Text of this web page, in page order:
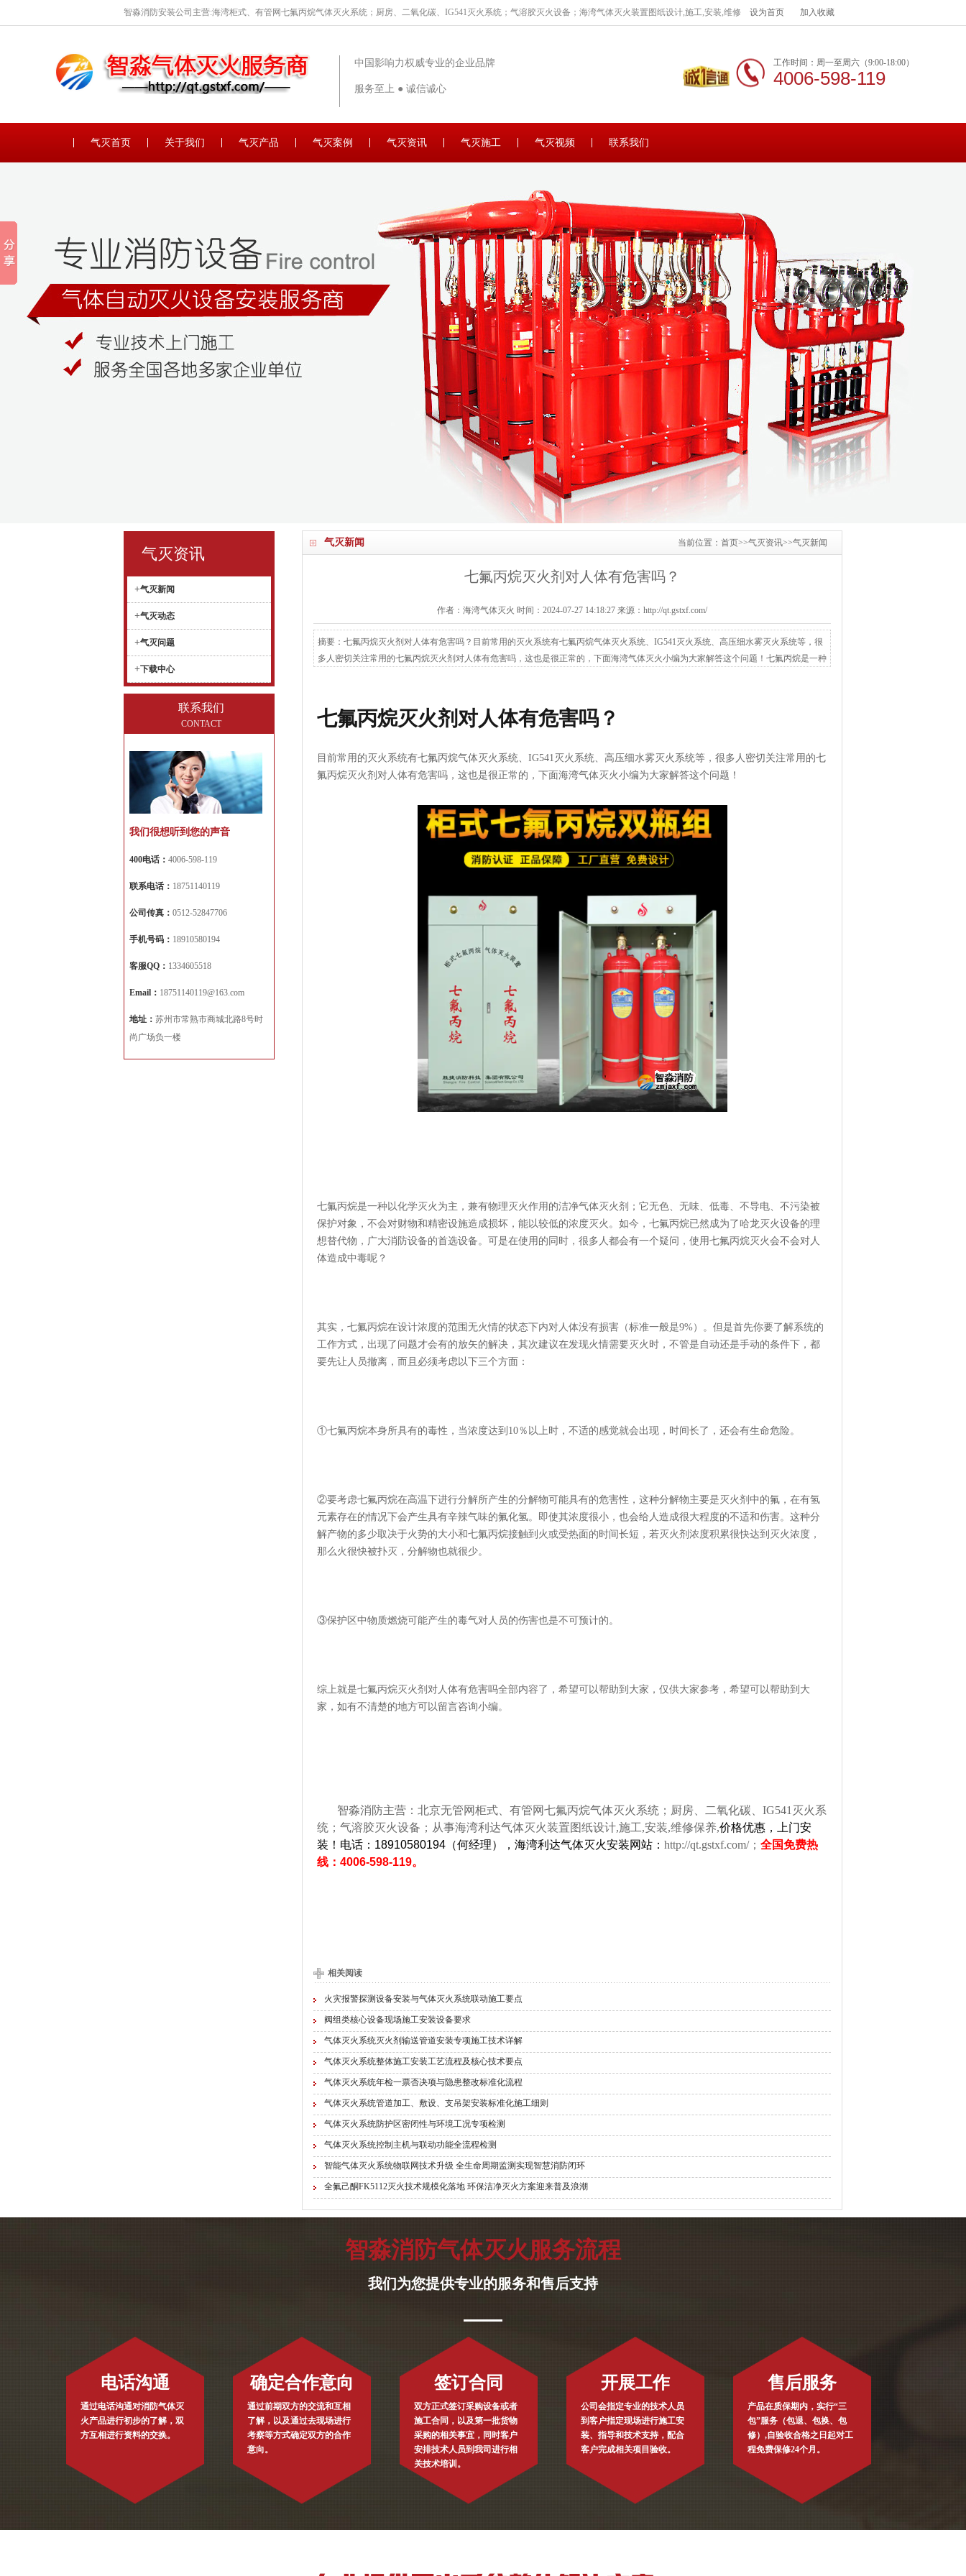
智淼消防安装公司主营:海湾柜式、有管网七氟丙烷气体灭火系统；厨房、二氧化碳、IG541灭火系统；气溶胶灭火设备；海湾气体灭火装置图纸设计,施工,安装,维修 设为首页 加入收藏
中国影响力权威专业的企业品牌
服务至上 ● 诚信诚心
工作时间：周一至周六（9:00-18:00）
4006-598-119
气灭首页 关于我们 气灭产品 气灭案例 气灭资讯 气灭施工 气灭视频 联系我们
气灭新闻 当前位置： 首页>>气灭资讯>>气灭新闻
七氟丙烷灭火剂对人体有危害吗？
作者：海湾气体灭火 时间：2024-07-27 14:18:27 来源：http://qt.gstxf.com/
摘要：七氟丙烷灭火剂对人体有危害吗？目前常用的灭火系统有七氟丙烷气体灭火系统、IG541灭火系统、高压细水雾灭火系统等，很
多人密切关注常用的七氟丙烷灭火剂对人体有危害吗，这也是很正常的，下面海湾气体灭火小编为大家解答这个问题！七氟丙烷是一种
七氟丙烷灭火剂对人体有危害吗？
目前常用的灭火系统有七氟丙烷气体灭火系统、IG541灭火系统、高压细水雾灭火系统等，很多人密切关注常用的七
氟丙烷灭火剂对人体有危害吗，这也是很正常的，下面海湾气体灭火小编为大家解答这个问题！
七氟丙烷是一种以化学灭火为主，兼有物理灭火作用的洁净气体灭火剂；它无色、无味、低毒、不导电、不污染被
保护对象，不会对财物和精密设施造成损坏，能以较低的浓度灭火。如今，七氟丙烷已然成为了哈龙灭火设备的理
想替代物，广大消防设备的首选设备。可是在使用的同时，很多人都会有一个疑问，使用七氟丙烷灭火会不会对人
体造成中毒呢？
其实，七氟丙烷在设计浓度的范围无火情的状态下内对人体没有损害（标准一般是9%）。但是首先你要了解系统的
工作方式，出现了问题才会有的放矢的解决，其次建议在发现火情需要灭火时，不管是自动还是手动的条件下，都
要先让人员撤离，而且必须考虑以下三个方面：
①七氟丙烷本身所具有的毒性，当浓度达到10％以上时，不适的感觉就会出现，时间长了，还会有生命危险。
②要考虑七氟丙烷在高温下进行分解所产生的分解物可能具有的危害性，这种分解物主要是灭火剂中的氟，在有氢
元素存在的情况下会产生具有辛辣气味的氟化氢。即使其浓度很小，也会给人造成很大程度的不适和伤害。这种分
解产物的多少取决于火势的大小和七氟丙烷接触到火或受热面的时间长短，若灭火剂浓度积累很快达到灭火浓度，
那么火很快被扑灭，分解物也就很少。
③保护区中物质燃烧可能产生的毒气对人员的伤害也是不可预计的。
综上就是七氟丙烷灭火剂对人体有危害吗全部内容了，希望可以帮助到大家，仅供大家参考，希望可以帮助到大
家，如有不清楚的地方可以留言咨询小编。
智淼消防主营：北京无管网柜式、有管网七氟丙烷气体灭火系统；厨房、二氧化碳、IG541灭火系
统；气溶胶灭火设备；从事海湾利达气体灭火装置图纸设计,施工,安装,维修保养,价格优惠，上门安
装！电话：18910580194（何经理），海湾利达气体灭火安装网站： http://qt.gstxf.com/； 全国免费热
线：4006-598-119。
相关阅读
火灾报警探测设备安装与气体灭火系统联动施工要点
阀组类核心设备现场施工安装设备要求
气体灭火系统灭火剂输送管道安装专项施工技术详解
气体灭火系统整体施工安装工艺流程及核心技术要点
气体灭火系统年检一票否决项与隐患整改标准化流程
气体灭火系统管道加工、敷设、支吊架安装标准化施工细则
气体灭火系统防护区密闭性与环境工况专项检测
气体灭火系统控制主机与联动功能全流程检测
智能气体灭火系统物联网技术升级 全生命周期监测实现智慧消防闭环
全氟己酮FK5112灭火技术规模化落地 环保洁净灭火方案迎来普及浪潮
气灭资讯
+气灭新闻
+气灭动态
+气灭问题
+下载中心
联系我们
CONTACT
我们很想听到您的声音
400电话： 4006-598-119
联系电话： 18751140119
公司传真： 0512-52847706
手机号码： 18910580194
客服QQ： 1334605518
Email： 18751140119@163.com
地址： 苏州市常熟市商城北路8号时
尚广场负一楼
智淼消防气体灭火服务流程
我们为您提供专业的服务和售后支持
电话沟通
通过电话沟通对消防气体灭
火产品进行初步的了解，双
方互相进行资料的交换。
确定合作意向
通过前期双方的交流和互相
了解，以及通过去现场进行
考察等方式确定双方的合作
意向。
签订合同
双方正式签订采购设备或者
施工合同，以及第一批货物
采购的相关事宜，同时客户
安排技术人员到我司进行相
关技术培训。
开展工作
公司会指定专业的技术人员
到客户指定现场进行施工安
装、指导和技术支持，配合
客户完成相关项目验收。
售后服务
产品在质保期内，实行“三
包”服务（包退、包换、包
修）,自验收合格之日起对工
程免费保修24个月。